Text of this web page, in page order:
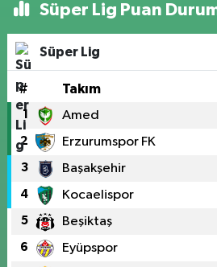
Süper Lig Puan
Süper Lig
# Takım
1 Amed
2 Erzurumspor FK
3 Başakşehir
4 Kocaelispor
5 Beşiktaş
6 Eyüpspor